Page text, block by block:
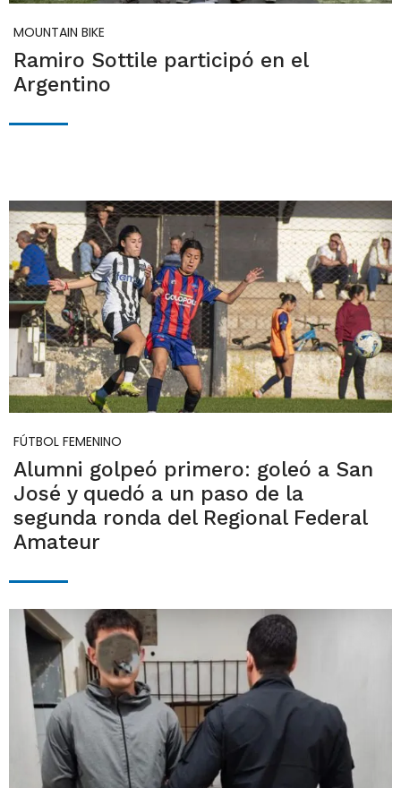
MOUNTAIN BIKE
Ramiro Sottile participó en el
Argentino
FÚTBOL FEMENINO
Alumni golpeó primero: goleó a San
José y quedó a un paso de la
segunda ronda del Regional Federal
Amateur